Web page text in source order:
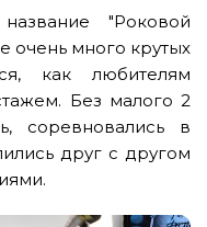
"Роковой
очень много крутых
как любителям
Без малого 2
соревновались в
друг с другом